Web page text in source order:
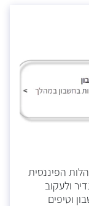
הפיננסית
ולעקוב
וטיפים